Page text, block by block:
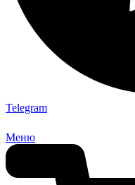
Telegram
Меню